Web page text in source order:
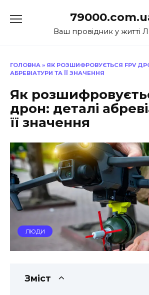
до
Ваш провідник у житті
ГОЛОВНА » ЯК РОЗШИФРОВУЄТЬСЯ FPV
АБРЕВІАТУРИ ТА ЇЇ ЗНАЧЕННЯ
Як
дрон: деталі
її значення
ЛЮДИ
Зміст